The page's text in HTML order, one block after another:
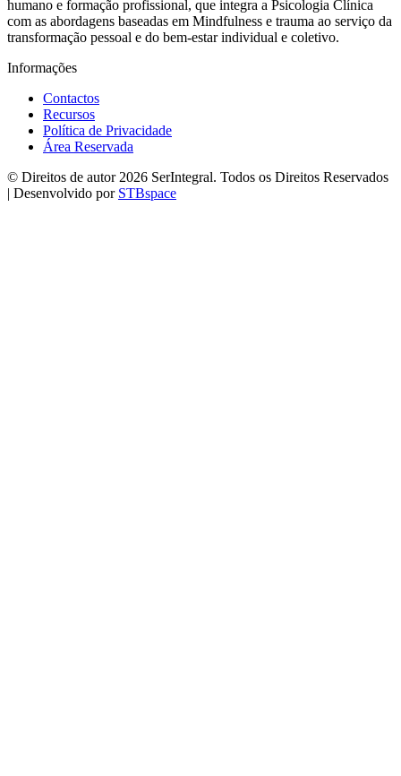
humano e formação profissional, que integra a Psicologia Clínica
com as abordagens baseadas em Mindfulness e trauma ao serviço da
transformação pessoal e do bem-estar individual e coletivo.
Informações
Contactos
Recursos
Política de Privacidade
Área Reservada
© Direitos de autor 2026 SerIntegral. Todos os Direitos Reservados
| Desenvolvido por STBspace